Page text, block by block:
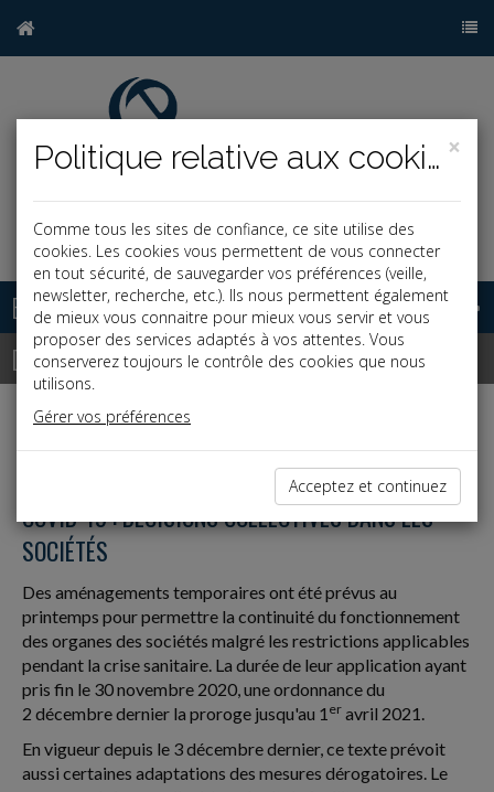
Base documentaire
Dépêches
j
Vie des affaires
COVID-19 : DÉCISIONS COLLECTIVES DANS LES
SOCIÉTÉS
Des aménagements temporaires ont été prévus au
printemps pour permettre la continuité du fonctionnement
des organes des sociétés malgré les restrictions applicables
pendant la crise sanitaire. La durée de leur application ayant
pris fin le 30 novembre 2020, une ordonnance du
2 décembre dernier la proroge jusqu'au 1 er avril 2021.
En vigueur depuis le 3 décembre dernier, ce texte prévoit
aussi certaines adaptations des mesures dérogatoires. Le
×
Politique relative aux cookies
Comme tous les sites de confiance, ce site utilise des
cookies. Les cookies vous permettent de vous connecter
en tout sécurité, de sauvegarder vos préférences (veille,
newsletter, recherche, etc.). Ils nous permettent également
de mieux vous connaitre pour mieux vous servir et vous
proposer des services adaptés à vos attentes. Vous
conserverez toujours le contrôle des cookies que nous
utilisons.
Gérer vos préférences
Acceptez et continuez